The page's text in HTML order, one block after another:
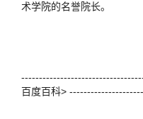
术学院的名誉院长。
百度百科>